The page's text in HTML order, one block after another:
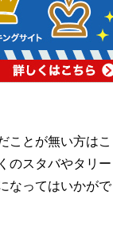
ことが無い方はこ
のスタバやタリー
なってはいかがで